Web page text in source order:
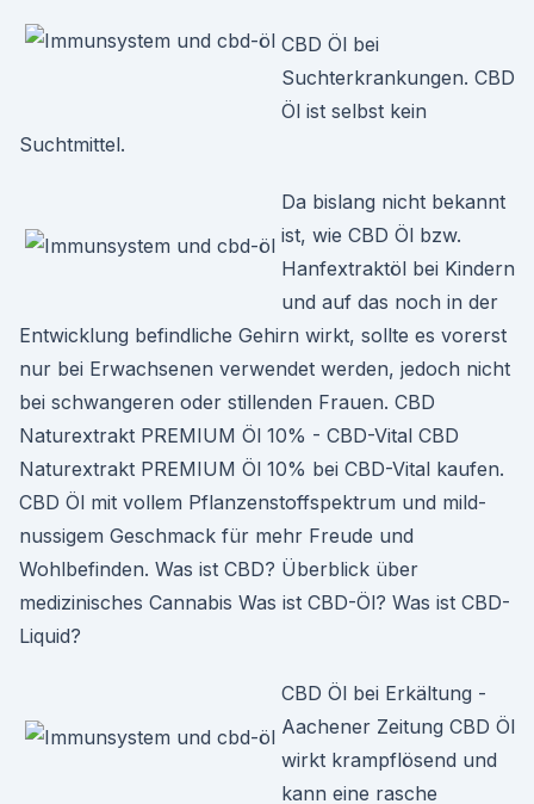
CBD Öl bei
Suchterkrankungen. CBD
Öl ist selbst kein
Suchtmittel.
Da bislang nicht bekannt
ist, wie CBD Öl bzw.
Hanfextraktöl bei Kindern
und auf das noch in der
Entwicklung befindliche Gehirn wirkt, sollte es vorerst
nur bei Erwachsenen verwendet werden, jedoch nicht
bei schwangeren oder stillenden Frauen. CBD
Naturextrakt PREMIUM Öl 10% - CBD-Vital CBD
Naturextrakt PREMIUM Öl 10% bei CBD-Vital kaufen.
CBD Öl mit vollem Pflanzenstoffspektrum und mild-
nussigem Geschmack für mehr Freude und
Wohlbefinden. Was ist CBD? Überblick über
medizinisches Cannabis Was ist CBD-Öl? Was ist CBD-
Liquid?
CBD Öl bei Erkältung -
Aachener Zeitung CBD Öl
wirkt krampflösend und
kann eine rasche